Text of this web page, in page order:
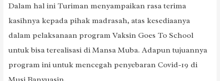
Dalam hal ini Turiman menyampaikan rasa terima
kasihnya kepada pihak madrasah, atas kesediaanya
dalam pelaksanaan program Vaksin Goes To School
untuk bisa terealisasi di Mansa Muba. Adapun tujuannya
program ini untuk mencegah penyebaran Covid-19 di